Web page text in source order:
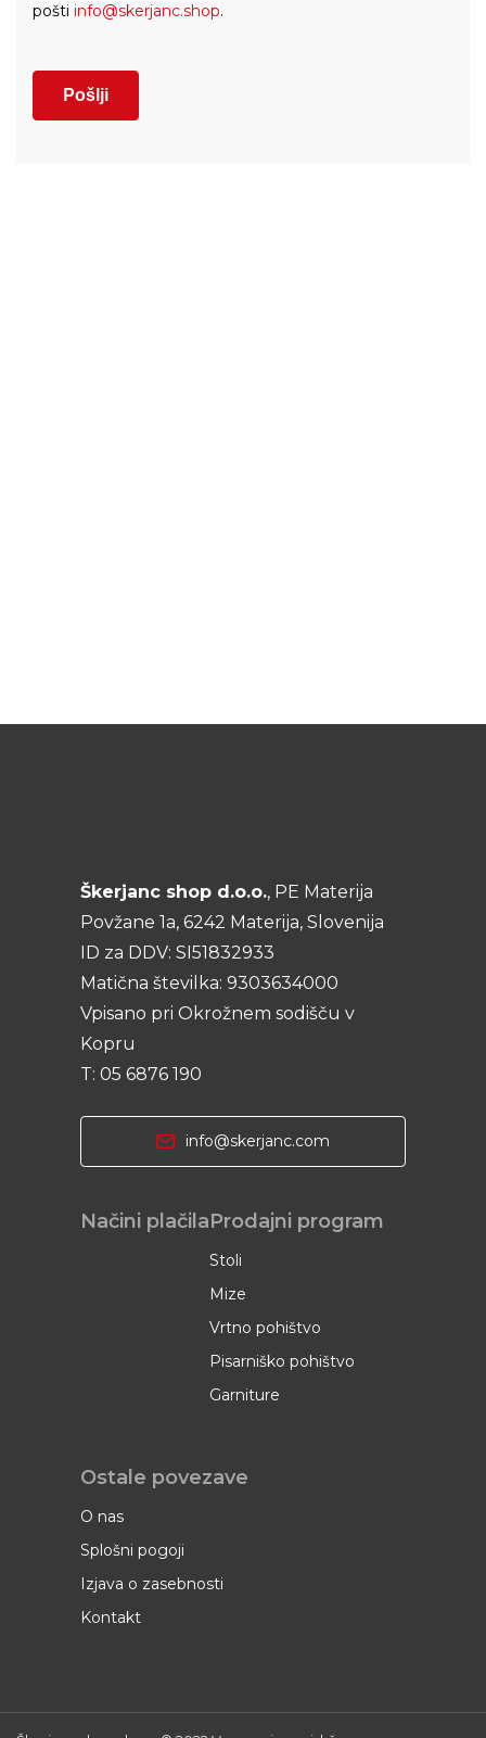
pošti info@skerjanc.shop.
Pošlji
Škerjanc shop d.o.o., PE Materija
Povžane 1a, 6242 Materija, Slovenija
ID za DDV: SI51832933
Matična številka: 9303634000
Vpisano pri Okrožnem sodišču v
Kopru
T: 05 6876 190
info@skerjanc.com
Prodajni program
Stoli
Mize
Vrtno pohištvo
Pisarniško pohištvo
Garniture
Ostale povezave
O nas
Splošni pogoji
Izjava o zasebnosti
Kontakt
Načini plačila